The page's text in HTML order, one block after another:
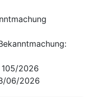
:
105/2026
06/2026